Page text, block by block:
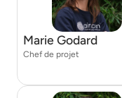
Marie Godard
Chef de projet